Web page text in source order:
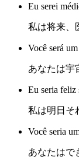
Eu serei
私は将来、
Você será
あなたは宇
Eu seria feliz
私は明日そ
Você seria
あなたはで